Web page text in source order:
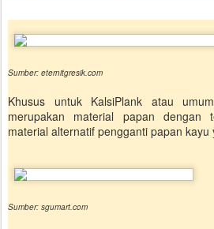
Sumber: eternitgresik.com
Khusus untuk KalsiPlank atau
merupakan material papan dengan
material alternatif pengganti papan
Sumber: sgumart.com